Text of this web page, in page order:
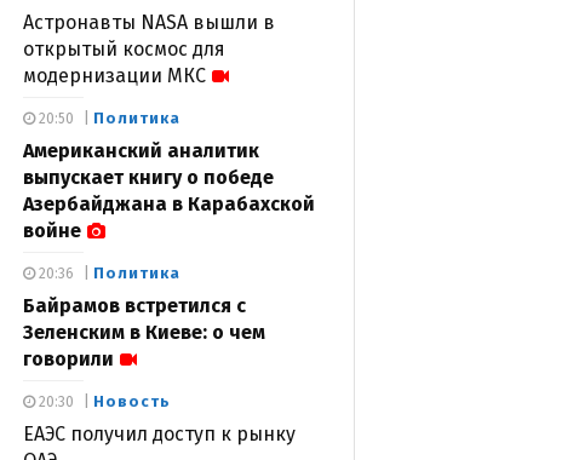
Астронавты NASA вышли в
открытый космос для
модернизации МКС
Политика
Американский аналитик
выпускает книгу о победе
Азербайджана в Карабахской
войне
20:50
Политика
Байрамов встретился с
Зеленским в Киеве: о чем
говорили
20:36
Новость
ЕАЭС получил доступ к рынку
20:30